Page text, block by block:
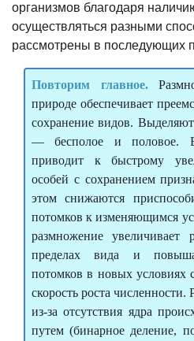
организмов благодаря
осуществляться разными
рассмотрены в последующих
Повторим главное.
природе обеспечивает
сохранение видов.
— бесполое и половое.
приводит к быстрому
особей с сохранением
этом снижаются
потомков к изменяющимся
размножение увеличивает
пределах вида и
потомков в новых условиях
скорость роста
из-за отсутствия ядра
путем (бинарное деление,